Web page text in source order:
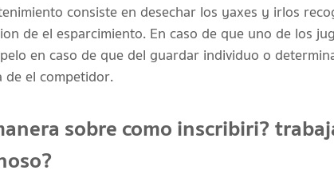
consiste en desechar los yaxes y irlos
de el esparcimiento. En caso de que uno de los
en caso de que del guardar individuo o
de el competidor.
sobre como inscribiri?